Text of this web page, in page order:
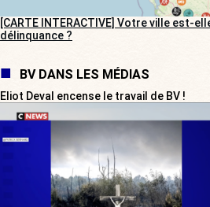
[CARTE INTERACTIVE] Votre ville est-
délinquance ?
BV DANS LES MÉDIAS
Eliot Deval encense le travail de BV !